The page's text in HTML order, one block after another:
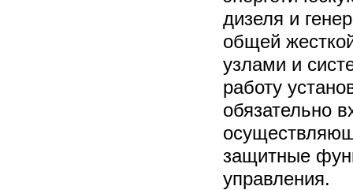
дизеля и
общей
узлами и
работу
обязательно
защитные
управления.